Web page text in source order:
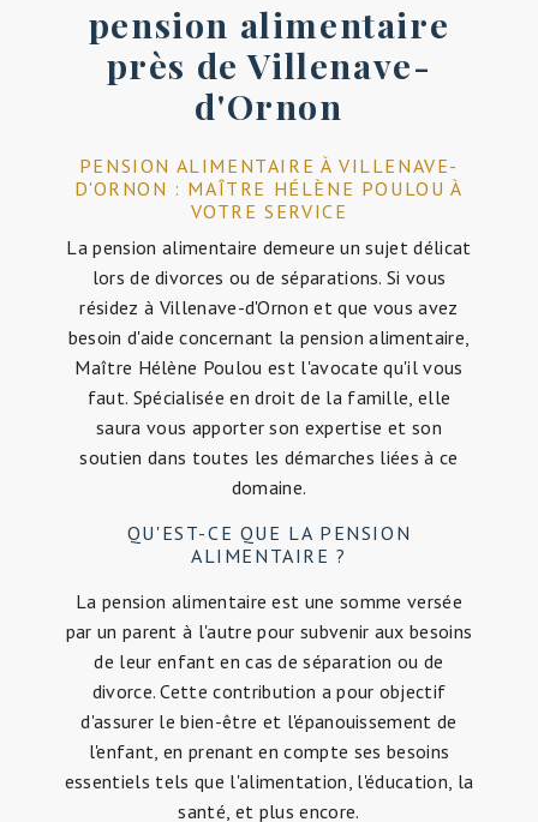
pension alimentaire
près de Villenave-
d'Ornon
PENSION ALIMENTAIRE À VILLENAVE-
D'ORNON : MAÎTRE HÉLÈNE POULOU À
VOTRE SERVICE
La pension alimentaire demeure un sujet délicat
lors de divorces ou de séparations. Si vous
résidez à Villenave-d'Ornon et que vous avez
besoin d'aide concernant la pension alimentaire,
Maître Hélène Poulou est l'avocate qu'il vous
faut. Spécialisée en droit de la famille, elle
saura vous apporter son expertise et son
soutien dans toutes les démarches liées à ce
domaine.
QU'EST-CE QUE LA PENSION
ALIMENTAIRE ?
La pension alimentaire est une somme versée
par un parent à l'autre pour subvenir aux besoins
de leur enfant en cas de séparation ou de
divorce. Cette contribution a pour objectif
d'assurer le bien-être et l'épanouissement de
l'enfant, en prenant en compte ses besoins
essentiels tels que l'alimentation, l'éducation, la
santé, et plus encore.